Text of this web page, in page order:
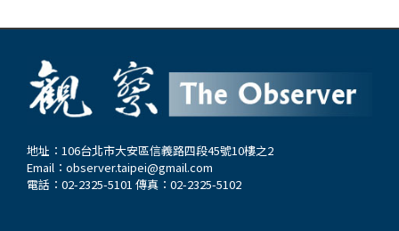
地址：106台北市大安區信義路四段45號10樓之2
Email： observer.taipei@gmail.com
電話：02-2325-5101 傳真：02-2325-5102